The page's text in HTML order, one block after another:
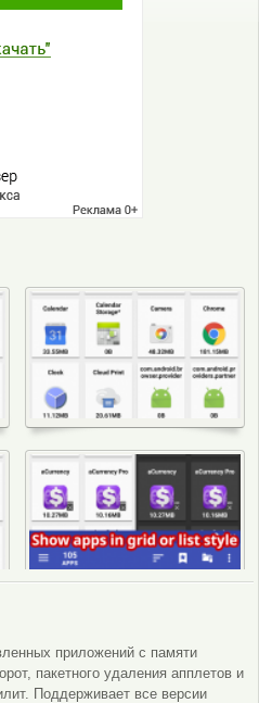
приложений с памяти
пакетного удаления апплетов и
Поддерживает все версии